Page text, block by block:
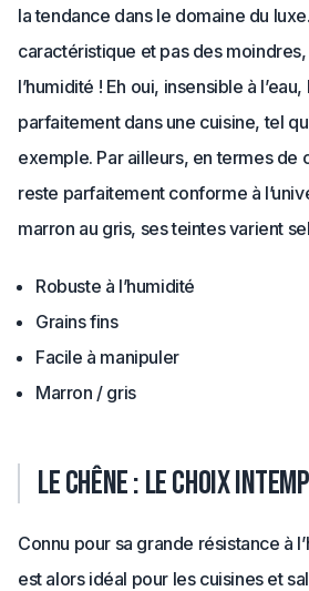
la tendance dans le domaine du
caractéristique et pas des
l’humidité ! Eh oui, insensible à
parfaitement dans une cuisine, tel
exemple. Par ailleurs, en termes de
reste parfaitement conforme à
marron au gris, ses teintes varient
Robuste à l’humidité
Grains fins
Facile à manipuler
Marron / gris
Le chêne : le choix
Connu pour sa grande résistance à
est alors idéal pour les cuisines et